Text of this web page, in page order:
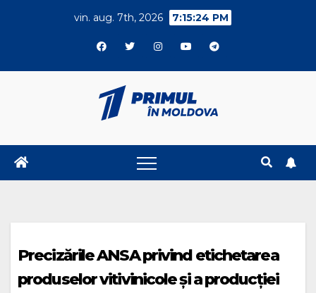
vin. aug. 7th, 2026 7:15:24 PM
Precizările ANSA privind etichetarea
produselor vitivinicole și a producției